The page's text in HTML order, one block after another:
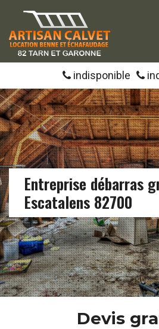
indisponible
Entreprise débarras
Escatalens 82700
Devis